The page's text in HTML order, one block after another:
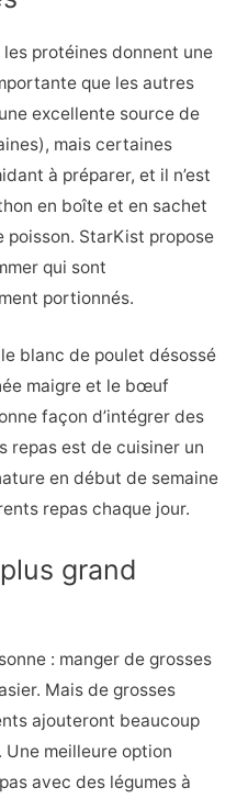
protéines donnent une
que les autres
excellente source de
mais certaines
à préparer, et il n’est
en boîte et en sachet
StarKist propose
qui sont
portionnés.
blanc de poulet désossé
maigre et le bœuf
façon d’intégrer des
repas est de cuisiner un
en début de semaine
repas chaque jour.
grand
: manger de grosses
Mais de grosses
ajouteront beaucoup
meilleure option
avec des légumes à